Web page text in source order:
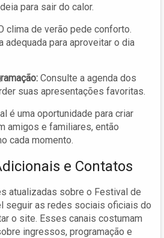
para sair do calor.
clima de verão pede conforto.
para aproveitar o dia
Consulte a agenda dos
suas apresentações favoritas.
é uma oportunidade para criar
amigos e familiares, então
cada momento.
e Contatos
atualizadas sobre o Festival de
seguir as redes sociais oficiais do
o site. Esses canais costumam
ingressos, programação e